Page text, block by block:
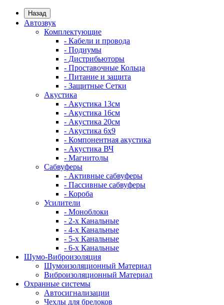
Назад
Автозвук
Комплектующие
- Кабели и провода
- Подиумы
- Дистрибьюторы
- Проставочные Кольца
- Питание и защита
- Защитные Сетки
Акустика
- Акустика 13см
- Акустика 16см
- Акустика 20см
- Акустика 6x9
- Компонентная акустика
- Акустика ВЧ
- Магнитолы
Сабвуферы
- Активные сабвуферы
- Пассивные сабвуферы
- Короба
Усилители
- Моноблоки
- 2-х Канальные
- 4-х Канальные
- 5-х Канальные
- 6-х Канальные
Шумо-Виброизоляция
Шумоизоляционный Материал
Виброизоляционный Материал
Охранные системы
Автосигнализации
Чехлы для брелоков